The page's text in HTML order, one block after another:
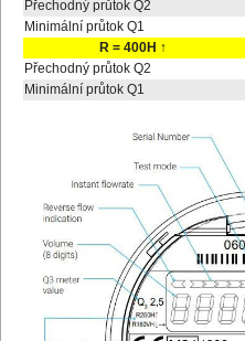
Přechodný průtok Q2
Minimální průtok Q1
R = 400H ↑
Přechodný průtok Q2
Minimální průtok Q1